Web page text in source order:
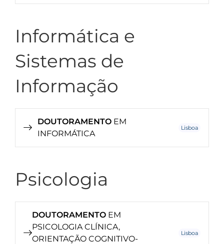
Informática e
Sistemas de
Informação
DOUTORAMENTO EM
INFORMÁTICA
Lisboa
Psicologia
DOUTORAMENTO EM
PSICOLOGIA CLÍNICA,
ORIENTAÇÃO COGNITIVO-
Lisboa